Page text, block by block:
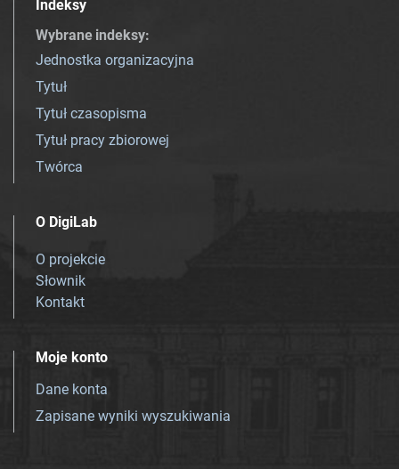
Indeksy
Wybrane indeksy:
Jednostka organizacyjna
Tytuł
Tytuł czasopisma
Tytuł pracy zbiorowej
Twórca
O DigiLab
O projekcie
Słownik
Kontakt
Moje konto
Dane konta
Zapisane wyniki wyszukiwania